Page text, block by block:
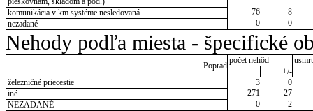
komunikácia v km systéme nesledovaná
76
-8
nezadané
0 0
Nehody podľa miesta - špecifické
Poprad
počet nehôd
+/-
železničné priecestie
3
0
iné
271
-27
NEZADANÉ
0 -2